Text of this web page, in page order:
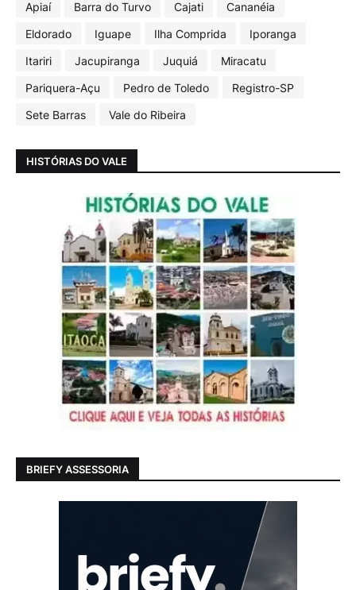
Apiaí Barra do Turvo Cajati
Cananéia
Eldorado
Iguape Ilha Comprida
Iporanga
Itariri
Jacupiranga Juquiá
Miracatu
Pariquera-Açu
Pedro de Toledo
Registro-SP
Sete Barras
Vale do Ribeira
HISTÓRIAS DO VALE
BRIEFY ASSESSORIA